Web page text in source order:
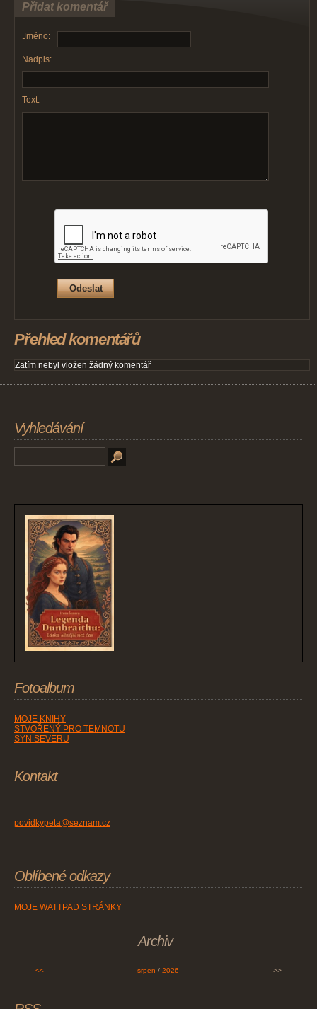
Přidat komentář
Jméno:
Nadpis:
Text:
Přehled komentářů
Zatím nebyl vložen žádný komentář
Vyhledávání
Fotoalbum
MOJE KNIHY
STVOŘENÝ PRO TEMNOTU
SYN SEVERU
Kontakt
povidkypeta@seznam.cz
Oblíbené odkazy
MOJE WATTPAD STRÁNKY
Archiv
<< srpen / 2026 >>